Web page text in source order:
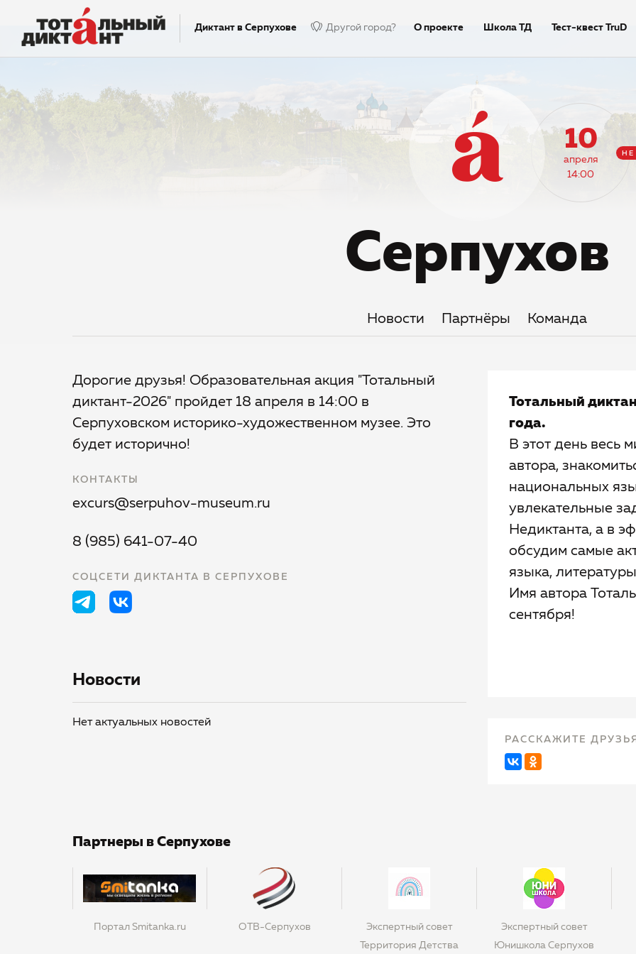
Диктант в Серпухове Другой город? О проекте Школа ТД Тест-квест TruD
Недиктант.Дети Столица Тексты
10
апреля
14:00
Серпухов
Новости Партнёры Команда
Тотальный
года.
В этот день весь
автора,
национальных
увлекательные
Недиктанта, а в
обсудим самые
языка,
Имя автора
сентября!
РАССКАЖИТЕ
Дорогие друзья! Образовательная акция "Тотальный
диктант-2026" пройдет 18 апреля в 14:00 в
Серпуховском историко-художественном музее. Это
будет исторично!
КОНТАКТЫ
excurs@serpuhov-museum.ru
8 (985) 641-07-40
СОЦСЕТИ ДИКТАНТА В СЕРПУХОВЕ
Новости
Нет актуальных новостей
Партнеры в Серпухове
Портал Smitanka.ru ОТВ-Серпухов
Экспертный совет
Территория Детства
Экспертный совет
Юнишкола Серпухов